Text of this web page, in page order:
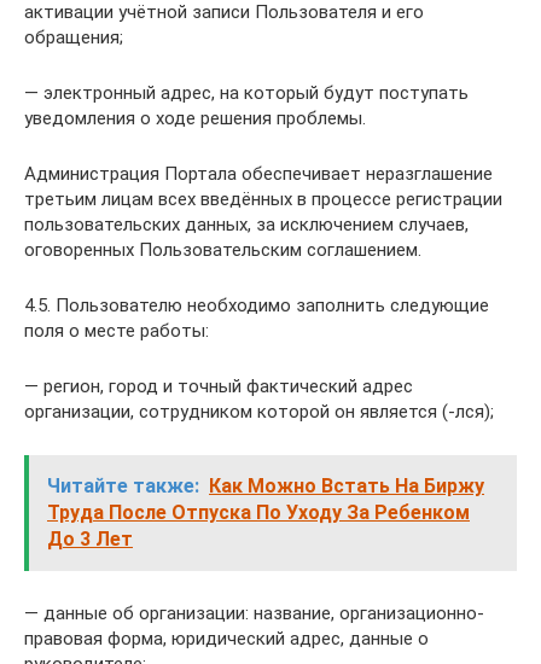
активации учётной записи Пользователя и его
обращения;
— электронный адрес, на который будут поступать
уведомления о ходе решения проблемы.
Администрация Портала обеспечивает неразглашение
третьим лицам всех введённых в процессе регистрации
пользовательских данных, за исключением случаев,
оговоренных Пользовательским соглашением.
4.5. Пользователю необходимо заполнить следующие
поля о месте работы:
— регион, город и точный фактический адрес
организации, сотрудником которой он является (-лся);
Читайте также: Как Можно Встать На Биржу
Труда После Отпуска По Уходу За Ребенком
До 3 Лет
— данные об организации: название, организационно-
правовая форма, юридический адрес, данные о